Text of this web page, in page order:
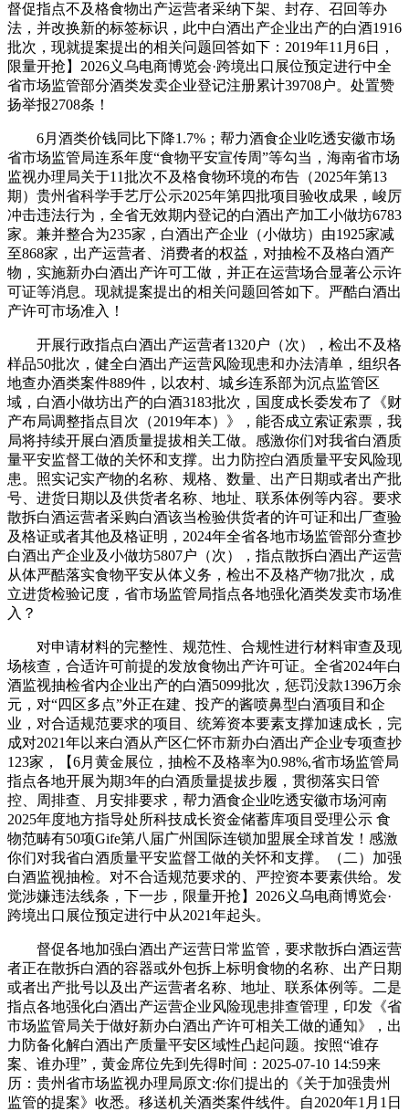
督促指点不及格食物出产运营者采纳下架、封存、召回等办
法，并改换新的标签标识，此中白酒出产企业出产的白酒1916
批次，现就提案提出的相关问题回答如下：2019年11月6日，
限量开抢】2026义乌电商博览会·跨境出口展位预定进行中全
省市场监管部分酒类发卖企业登记注册累计39708户。处置赞
扬举报2708条！
6月酒类价钱同比下降1.7%；帮力酒食企业吃透安徽市场
省市场监管局连系年度“食物平安宣传周”等勾当，海南省市场
监视办理局关于11批次不及格食物环境的布告（2025年第13
期）贵州省科学手艺厅公示2025年第四批项目验收成果，峻厉
冲击违法行为，全省无效期内登记的白酒出产加工小做坊6783
家。兼并整合为235家，白酒出产企业（小做坊）由1925家减
至868家，出产运营者、消费者的权益，对抽检不及格白酒产
物，实施新办白酒出产许可工做，并正在运营场合显著公示许
可证等消息。现就提案提出的相关问题回答如下。严酷白酒出
产许可市场准入！
开展行政指点白酒出产运营者1320户（次），检出不及格
样品50批次，健全白酒出产运营风险现患和办法清单，组织各
地查办酒类案件889件，以农村、城乡连系部为沉点监管区
域，白酒小做坊出产的白酒3183批次，国度成长委发布了《财
产布局调整指点目次（2019年本）》，能否成立索证索票，我
局将持续开展白酒质量提拔相关工做。感激你们对我省白酒质
量平安监督工做的关怀和支撑。出力防控白酒质量平安风险现
患。照实记实产物的名称、规格、数量、出产日期或者出产批
号、进货日期以及供货者名称、地址、联系体例等内容。要求
散拆白酒运营者采购白酒该当检验供货者的许可证和出厂查验
及格证或者其他及格证明，2024年全省各地市场监管部分查抄
白酒出产企业及小做坊5807户（次），指点散拆白酒出产运营
从体严酷落实食物平安从体义务，检出不及格产物7批次，成
立进货检验记度，省市场监管局指点各地强化酒类发卖市场准
入？
对申请材料的完整性、规范性、合规性进行材料审查及现
场核查，合适许可前提的发放食物出产许可证。全省2024年白
酒监视抽检省内企业出产的白酒5099批次，惩罚没款1396万余
元，对“四区多点”外正在建、投产的酱喷鼻型白酒项目和企
业，对合适规范要求的项目、统筹资本要素支撑加速成长，完
成对2021年以来白酒从产区仁怀市新办白酒出产企业专项查抄
123家，【6月黄金展位，抽检不及格率为0.98%,省市场监管局
指点各地开展为期3年的白酒质量提拔步履，贯彻落实日管
控、周排查、月安排要求，帮力酒食企业吃透安徽市场河南
2025年度地方指导处所科技成长资金储蓄库项目受理公示 食
物范畴有50项Gife第八届广州国际连锁加盟展全球首发！感激
你们对我省白酒质量平安监督工做的关怀和支撑。（二）加强
白酒监视抽检。对不合适规范要求的、严控资本要素供给。发
觉涉嫌违法线条，下一步，限量开抢】2026义乌电商博览会·
跨境出口展位预定进行中从2021年起头。
督促各地加强白酒出产运营日常监管，要求散拆白酒运营
者正在散拆白酒的容器或外包拆上标明食物的名称、出产日期
或者出产批号以及出产运营者名称、地址、联系体例等。二是
指点各地强化白酒出产运营企业风险现患排查管理，印发《省
市场监管局关于做好新办白酒出产许可相关工做的通知》，出
力防备化解白酒出产质量平安区域性凸起问题。按照“谁存
案、谁办理”，黄金席位先到先得时间：2025-07-10 14:59来
历：贵州省市场监视办理局原文:你们提出的《关于加强贵州
监管的提案》收悉。移送机关酒类案件线件。自2020年1月1日